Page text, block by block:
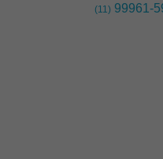
(11) 99961-